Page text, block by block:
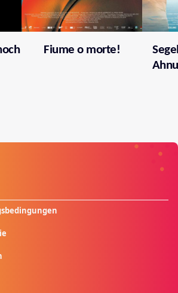
Fiume o morte!